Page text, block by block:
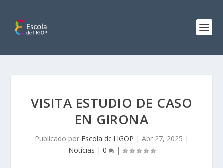
VISITA ESTUDIO DE CASO
EN GIRONA
Publicado por Escola de l'IGOP | Abr 27, 2025 |
Notícias | 0 |